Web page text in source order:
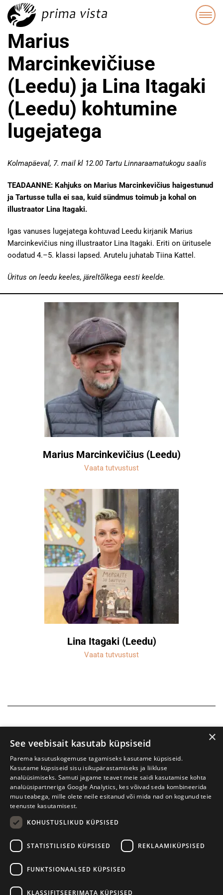
Marius
Marcinkevičiuse
(Leedu) ja Lina Itagaki
(Leedu) kohtumine
lugejatega
Kolmapäeval, 7. mail kl 12.00 Tartu Linnaraamatukogu saalis
TEADAANNE: Kahjuks on Marius Marcinkevičius haigestunud
ja Tartusse tulla ei saa, kuid sündmus toimub ja kohal on
illustraator Lina Itagaki.
Igas vanuses lugejatega kohtuvad Leedu kirjanik Marius
Marcinkevičius ning illustraator Lina Itagaki. Eriti on üritusele
oodatud 4.–5. klassi lapsed. Arutelu juhatab Tiina Kattel.
Üritus on leedu keeles, järeltõlkega eesti keelde.
Marius Marcinkevičius (Leedu)
Vaata tutvustust
Lina Itagaki (Leedu)
Vaata tutvustust
Prima Vista kirjandusfestival
+372 56906836
×
See veebisait kasutab küpsiseid
Parema kasutuskogemuse tagamiseks kasutame küpsiseid.
Kasutame küpsiseid sisu isikupärastamiseks ja liikluse
analüüsimiseks. Samuti jagame teavet meie saidi kasutamise kohta
analüüsipartneriga Google Analytics, kes võivad seda kombineerida
muu teabega, mille olete neile esitanud või mida nad on kogunud teie
teenuste kasutamisest.
KOHUSTUSLIKUD KÜPSISED
STATISTILISED KÜPSISED REKLAAMIKÜPSISED
FUNKTSIONAALSED KÜPSISED
KLASSIFITSEERIMATA KÜPSISED